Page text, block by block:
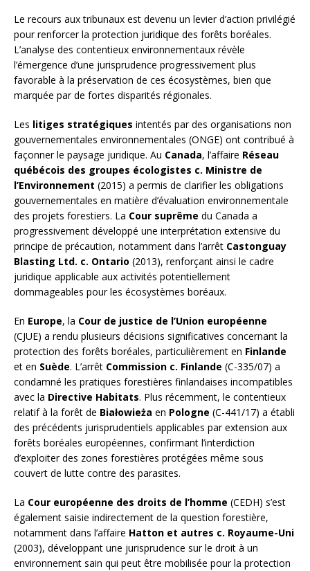
Le recours aux tribunaux est devenu un levier d’action privilégié
pour renforcer la protection juridique des forêts boréales.
L’analyse des contentieux environnementaux révèle
l’émergence d’une jurisprudence progressivement plus
favorable à la préservation de ces écosystèmes, bien que
marquée par de fortes disparités régionales.
Les litiges stratégiques intentés par des organisations non
gouvernementales environnementales (ONGE) ont contribué à
façonner le paysage juridique. Au Canada, l’affaire Réseau
québécois des groupes écologistes c. Ministre de
l’Environnement (2015) a permis de clarifier les obligations
gouvernementales en matière d’évaluation environnementale
des projets forestiers. La Cour suprême du Canada a
progressivement développé une interprétation extensive du
principe de précaution, notamment dans l’arrêt Castonguay
Blasting Ltd. c. Ontario (2013), renforçant ainsi le cadre
juridique applicable aux activités potentiellement
dommageables pour les écosystèmes boréaux.
En Europe, la Cour de justice de l’Union européenne
(CJUE) a rendu plusieurs décisions significatives concernant la
protection des forêts boréales, particulièrement en Finlande
et en Suède. L’arrêt Commission c. Finlande (C-335/07) a
condamné les pratiques forestières finlandaises incompatibles
avec la Directive Habitats. Plus récemment, le contentieux
relatif à la forêt de Białowieża en Pologne (C-441/17) a établi
des précédents jurisprudentiels applicables par extension aux
forêts boréales européennes, confirmant l’interdiction
d’exploiter des zones forestières protégées même sous
couvert de lutte contre des parasites.
La Cour européenne des droits de l’homme (CEDH) s’est
également saisie indirectement de la question forestière,
notamment dans l’affaire Hatton et autres c. Royaume-Uni
(2003), développant une jurisprudence sur le droit à un
environnement sain qui peut être mobilisée pour la protection